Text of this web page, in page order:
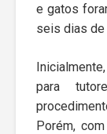
e gatos
seis dias de
para
Porém,